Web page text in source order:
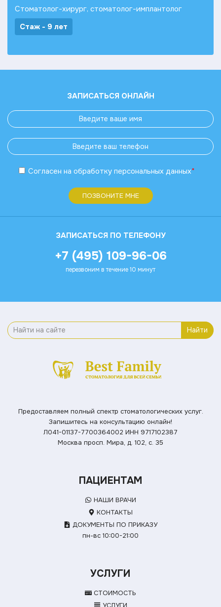
Стоматолог-хирург, стоматолог-имплантолог
Стаж - 9 лет
ЗАПИСАТЬСЯ ОНЛАЙН
Согласен на обработку персональных данных*
ПОЗВОНИТЕ МНЕ
ЗАПИСАТЬСЯ ПО ТЕЛЕФОНУ
+7 (495) 109-96-06
перезвоним в течение 10 минут
Найти
Предоставляем полный спектр стоматологических услуг.
Запишитесь на консультацию онлайн!
Л041-01137-7700364002 ИНН 9717102387
Москва просп. Мира, д. 102, с. 35
ПАЦИЕНТАМ
НАШИ ВРАЧИ
КОНТАКТЫ
ДОКУМЕНТЫ ПО ПРИКАЗУ
пн-вс 10:00-21:00
УСЛУГИ
СТОИМОСТЬ
УСЛУГИ